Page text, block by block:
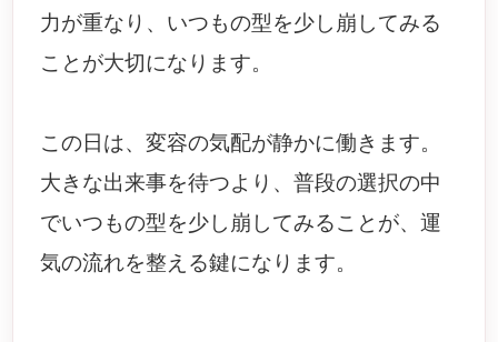
力が重なり、いつもの型を少し崩してみる
ことが大切になります。
この日は、変容の気配が静かに働きます。
大きな出来事を待つより、普段の選択の中
でいつもの型を少し崩してみることが、運
気の流れを整える鍵になります。